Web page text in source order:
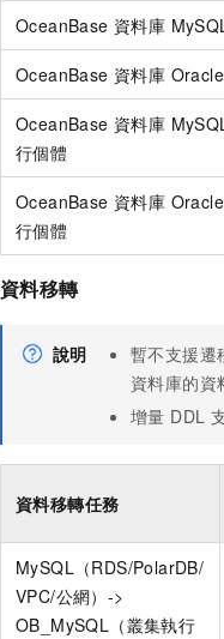
OceanBase 資料庫
OceanBase 資料庫
OceanBase 資料庫
行個體
OceanBase 資料庫
行個體
資料移轉
說明
暫不支援遷
資料庫的資
增量 DDL
資料移轉任務
MySQL（RDS/PolarDB/
VPC/公網）->
OB_MySQL（叢集執行